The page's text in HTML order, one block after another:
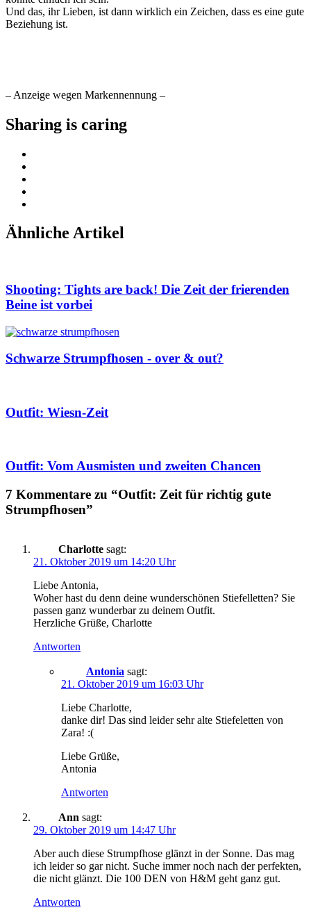
Und das, ihr Lieben, ist dann wirklich ein Zeichen, dass es eine gute
Beziehung ist.
– Anzeige wegen Markennennung –
Sharing is caring
Ähnliche Artikel
Shooting: Tights are back! Die Zeit der frierenden
Beine ist vorbei
Schwarze Strumpfhosen - over & out?
Outfit: Wiesn-Zeit
Outfit: Vom Ausmisten und zweiten Chancen
7 Kommentare zu “Outfit: Zeit für richtig gute
Strumpfhosen”
Charlotte sagt:
21. Oktober 2019 um 14:20 Uhr
Liebe Antonia,
Woher hast du denn deine wunderschönen Stiefelletten? Sie
passen ganz wunderbar zu deinem Outfit.
Herzliche Grüße, Charlotte
Antworten
Antonia sagt:
21. Oktober 2019 um 16:03 Uhr
Liebe Charlotte,
danke dir! Das sind leider sehr alte Stiefeletten von
Zara! :(
Liebe Grüße,
Antonia
Antworten
Ann sagt:
29. Oktober 2019 um 14:47 Uhr
Aber auch diese Strumpfhose glänzt in der Sonne. Das mag
ich leider so gar nicht. Suche immer noch nach der perfekten,
die nicht glänzt. Die 100 DEN von H&M geht ganz gut.
Antworten